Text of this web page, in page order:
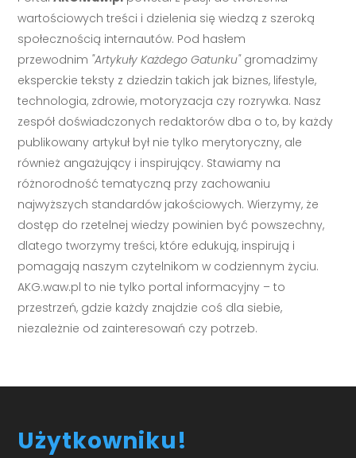
wartościowych treści i dzielenia się wiedzą z szeroką
społecznością internautów. Pod hasłem
przewodnim "Artykuły Każdego Gatunku"gromadzimy
eksperckie teksty z dziedzin takich jak biznes, lifestyle,
technologia, zdrowie, motoryzacja czy rozrywka. Nasz
zespół doświadczonych redaktorów dba o to, by każdy
publikowany artykuł był nie tylko merytoryczny, ale
również angażujący i inspirujący. Stawiamy na
różnorodność tematyczną przy zachowaniu
najwyższych standardów jakościowych. Wierzymy, że
dostęp do rzetelnej wiedzy powinien być powszechny,
dlatego tworzymy treści, które edukują, inspirują i
pomagają naszym czytelnikom w codziennym życiu.
AKG.waw.pl to nie tylko portal informacyjny – to
przestrzeń, gdzie każdy znajdzie coś dla siebie,
niezależnie od zainteresowań czy potrzeb.
Użytkowniku!